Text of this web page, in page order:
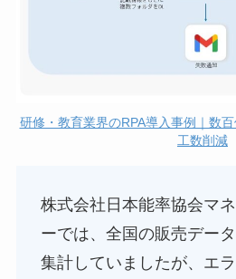
研修・教育業界のRPA導入事例｜数
工数削減
株式会社日本能率協会マ
ーでは、全国の販売デー
集計していましたが、エ